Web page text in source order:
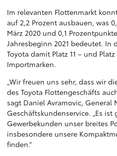
Im relevanten Flottenmarkt
auf 2,2 Prozent ausbauen, was
März 2020 und 0,1
Jahresbeginn 2021 bedeutet. In
Toyota damit Platz 11 – und
Importmarken.
„Wir freuen uns sehr, dass wir
des Toyota Flottengeschäfts
sagt Daniel Avramovic, General
Geschäftskundenservice. „Es
Gewerbekunden unser breites
insbesondere unsere
finden.“